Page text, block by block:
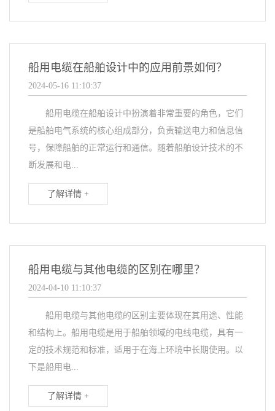
船用电缆在船舶设计中的应用前景如何？
2024-05-16 11:10:37
船用电缆在船舶设计中扮演着非常重要的角色，它们
是船舶电气系统的核心组成部分，负责输送电力和信息信
号，保障船舶的正常运行和通信。随着船舶设计技术的不
断发展和电...
了解详情 +
船用电缆与其他电缆的区别在哪里？
2024-04-10 11:10:37
船用电缆与其他电缆的区别主要体现在其用途、性能
和结构上。船用电缆是用于船舶领域的电线电缆，具有一
定的技术规范和标准，适用于在海上环境中长期使用。以
下是船用电...
了解详情 +